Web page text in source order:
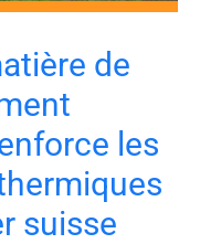
de
les
suisse